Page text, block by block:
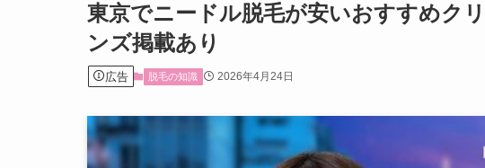
東京でニードル脱毛が安いおすすめク
ンズ掲載あり
広告 脱毛の知識 2026年4月24日